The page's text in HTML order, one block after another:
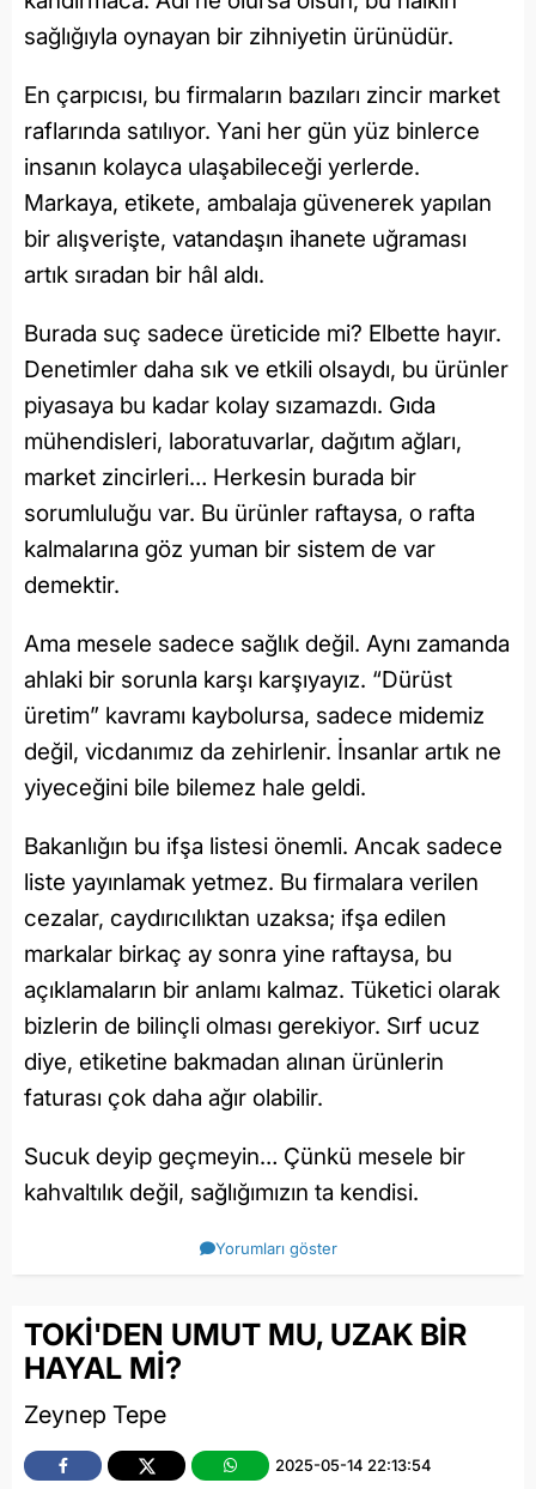
sağlığıyla oynayan bir zihniyetin ürünüdür.
En çarpıcısı, bu firmaların bazıları zincir market
raflarında satılıyor. Yani her gün yüz binlerce
insanın kolayca ulaşabileceği yerlerde.
Markaya, etikete, ambalaja güvenerek yapılan
bir alışverişte, vatandaşın ihanete uğraması
artık sıradan bir hâl aldı.
Burada suç sadece üreticide mi? Elbette hayır.
Denetimler daha sık ve etkili olsaydı, bu ürünler
piyasaya bu kadar kolay sızamazdı. Gıda
mühendisleri, laboratuvarlar, dağıtım ağları,
market zincirleri… Herkesin burada bir
sorumluluğu var. Bu ürünler raftaysa, o rafta
kalmalarına göz yuman bir sistem de var
demektir.
Ama mesele sadece sağlık değil. Aynı zamanda
ahlaki bir sorunla karşı karşıyayız. “Dürüst
üretim” kavramı kaybolursa, sadece midemiz
değil, vicdanımız da zehirlenir. İnsanlar artık ne
yiyeceğini bile bilemez hale geldi.
Bakanlığın bu ifşa listesi önemli. Ancak sadece
liste yayınlamak yetmez. Bu firmalara verilen
cezalar, caydırıcılıktan uzaksa; ifşa edilen
markalar birkaç ay sonra yine raftaysa, bu
açıklamaların bir anlamı kalmaz. Tüketici olarak
bizlerin de bilinçli olması gerekiyor. Sırf ucuz
diye, etiketine bakmadan alınan ürünlerin
faturası çok daha ağır olabilir.
Sucuk deyip geçmeyin… Çünkü mesele bir
kahvaltılık değil, sağlığımızın ta kendisi.
Yorumları göster
TOKİ'DEN UMUT MU, UZAK BİR
HAYAL Mİ?
Zeynep Tepe
2025-05-14 22:13:54